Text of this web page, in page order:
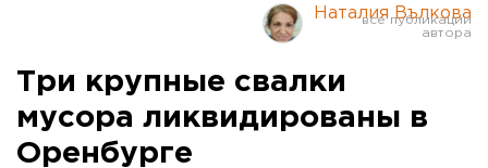
Наталия Вълкова
Три крупные свалки
мусора ликвидированы в
Оренбурге